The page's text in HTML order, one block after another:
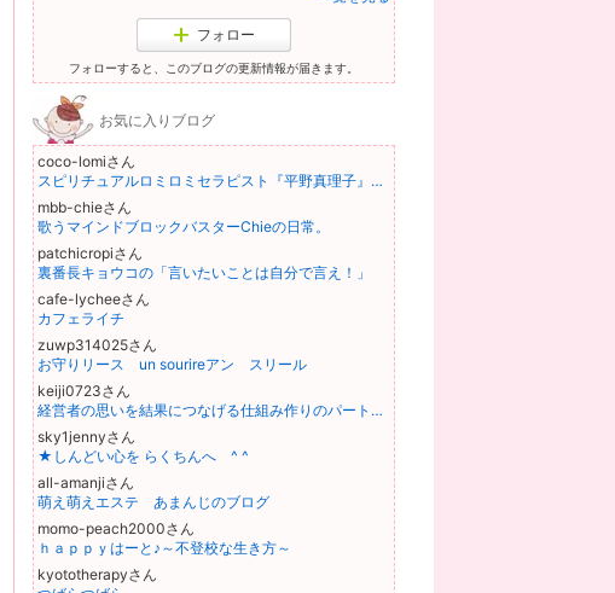
フォロー
フォローすると、このブログの更新情報が届きます。
お気に入りブログ
coco-lomiさん
スピリチュアルロミロミセラピスト『平野真理子』Official Blog
mbb-chieさん
歌うマインドブロックバスターChieの日常。
patchicropiさん
裏番長キョウコの「言いたいことは自分で言え！」
cafe-lycheeさん
カフェライチ
zuwp314025さん
お守りリース un sourireアン スリール
keiji0723さん
経営者の思いを結果につなげる仕組み作りのパートナー 鹿嶋啓二
sky1jennyさん
★しんどい心を らくちんへ ^ ^
all-amanjiさん
萌え萌えエステ あまんじのブログ
momo-peach2000さん
ｈａｐｐｙはーと♪～不登校な生き方～
kyototherapyさん